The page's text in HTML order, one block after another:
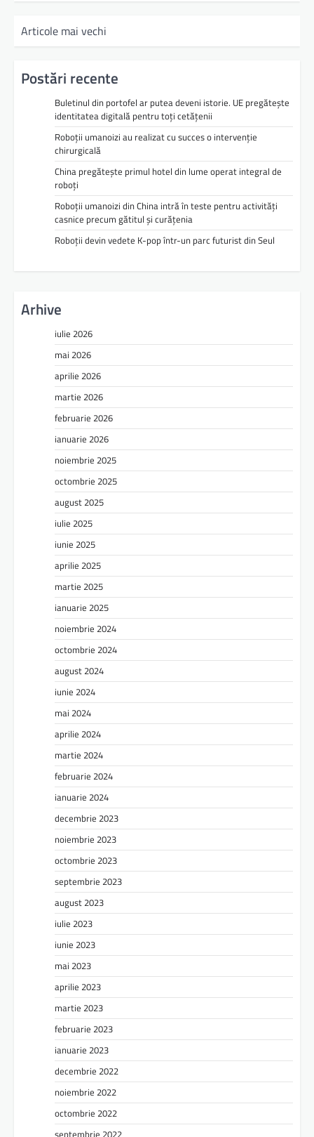
Articole mai vechi
Postări recente
Buletinul din portofel ar putea deveni istorie. UE pregătește
identitatea digitală pentru toți cetățenii
Roboții umanoizi au realizat cu succes o intervenție
chirurgicală
China pregătește primul hotel din lume operat integral de
roboți
Roboții umanoizi din China intră în teste pentru activități
casnice precum gătitul și curățenia
Roboții devin vedete K-pop într-un parc futurist din Seul
Arhive
iulie 2026
mai 2026
aprilie 2026
martie 2026
februarie 2026
ianuarie 2026
noiembrie 2025
octombrie 2025
august 2025
iulie 2025
iunie 2025
aprilie 2025
martie 2025
ianuarie 2025
noiembrie 2024
octombrie 2024
august 2024
iunie 2024
mai 2024
aprilie 2024
martie 2024
februarie 2024
ianuarie 2024
decembrie 2023
noiembrie 2023
octombrie 2023
septembrie 2023
august 2023
iulie 2023
iunie 2023
mai 2023
aprilie 2023
martie 2023
februarie 2023
ianuarie 2023
decembrie 2022
noiembrie 2022
octombrie 2022
septembrie 2022